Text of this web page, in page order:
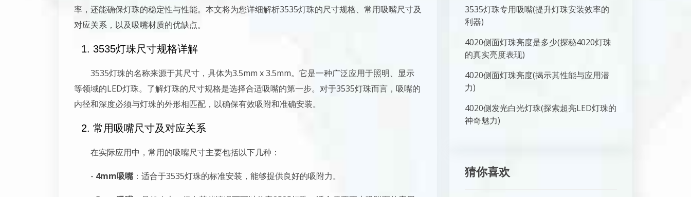
率，还能确保灯珠的稳定性与性能。本文将为您详细解析3535灯珠的尺寸规格、常用吸嘴尺寸及
对应关系，以及吸嘴材质的优缺点。
1. 3535灯珠尺寸规格详解
3535灯珠的名称来源于其尺寸，具体为3.5mm x 3.5mm。它是一种广泛应用于照明、显示
等领域的LED灯珠。了解灯珠的尺寸规格是选择合适吸嘴的第一步。对于3535灯珠而言，吸嘴的
内径和深度必须与灯珠的外形相匹配，以确保有效吸附和准确安装。
2. 常用吸嘴尺寸及对应关系
在实际应用中，常用的吸嘴尺寸主要包括以下几种：
- 4mm吸嘴：适合于3535灯珠的标准安装，能够提供良好的吸附力。
3535灯珠专用吸嘴(提升灯珠安装效率的
利器)
4020侧面灯珠亮度是多少(探秘4020灯珠
的真实亮度表现)
4020侧面灯珠亮度(揭示其性能与应用潜
力)
4020侧发光白光灯珠(探索超亮LED灯珠的
神奇魅力)
猜你喜欢